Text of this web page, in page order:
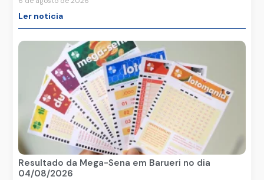
Ler noticia
Resultado da Mega-Sena em Barueri no dia
04/08/2026